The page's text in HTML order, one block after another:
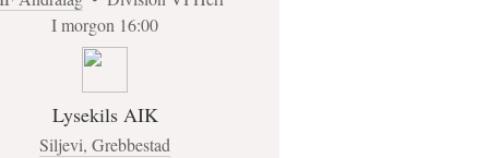
I morgon 16:00
Lysekils AIK
Siljevi, Grebbestad